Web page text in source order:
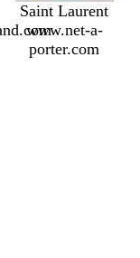
Saint Laurent
www.net-a-
porter.com